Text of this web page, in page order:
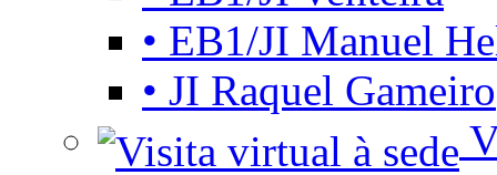
• EB1/JI Manuel
• JI Raquel Gameiro